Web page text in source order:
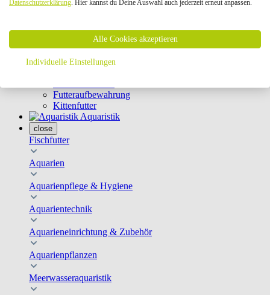
Geschirre & Leinen
Schutznetze
Kippfensterschutz
Katzenkameras
Futternäpfe
Futteraufbewahrung
Kittenfutter
Aquaristik
close
Fischfutter
Aquarien
Aquarienpflege & Hygiene
Aquarientechnik
Aquarieneinrichtung & Zubehör
Aquarienpflanzen
Meerwasseraquaristik
Datenschutzerklärung. Hier kannst du Deine Auswahl auch jederzeit erneut anpassen.
Alle Cookies akzeptieren
Individuelle Einstellungen